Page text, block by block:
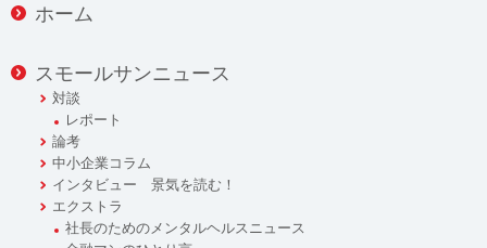
ホーム
スモールサンニュース
対談
レポート
論考
中小企業コラム
インタビュー 景気を読む！
エクストラ
社長のためのメンタルヘルスニュース